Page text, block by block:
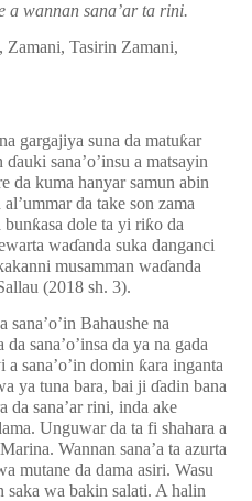
a wannan sana’ar ta rini.
Zamani, Tasirin Zamani,
gargajiya suna da matuƙar
ɗauki sana’o’insu a matsayin
da kuma hanyar samun abin
da take son zama
bunƙasa dole ta yi riƙo da
waɗanda suka danganci
musamman waɗanda
(2018 sh. 3).
Bahaushe na
sana’o’insa da ya na gada
sana’o’in domin ƙara inganta
ya tuna bara, bai ji ɗadin bana
da sana’ar rini, inda ake
Unguwar da ta fi shahara a
Wannan sana’a ta azurta
mutane da dama asiri. Wasu
saka wa bakin salati. A halin